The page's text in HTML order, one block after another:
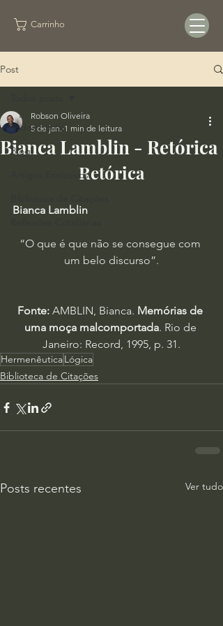
Carrinho
Post
Todos posts
Blog
Artigos Exclusivos
Bianca Lamblin - Retórica
Robson Oliveira
5 de jan. 1 min de leitura
Retórica
Bianca Lamblin
“O que é que não se consegue com
um belo discurso”.
Fonte: AMBLIN, Bianca. Memórias de
uma moça malcomportada. Rio de
Janeiro: Record, 1995, p. 31.
HermenêuticaLógica
Biblioteca de Citações
Posts recentes Ver tudo